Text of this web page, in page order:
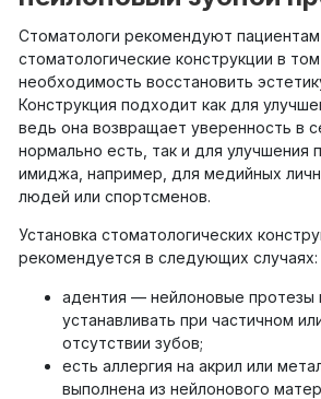
Стоматологи рекомендуют пациентам
стоматологические конструкции в
необходимость восстановить
Конструкция подходит как для
ведь она возвращает уверенность в
нормально есть, так и для улучшения
имиджа, например, для медийных
людей или спортсменов.
Установка стоматологических
рекомендуется в следующих случаях:
адентия — нейлоновые протезы
устанавливать при частичном
отсутствии зубов;
есть аллергия на акрил или
выполнена из нейлонового